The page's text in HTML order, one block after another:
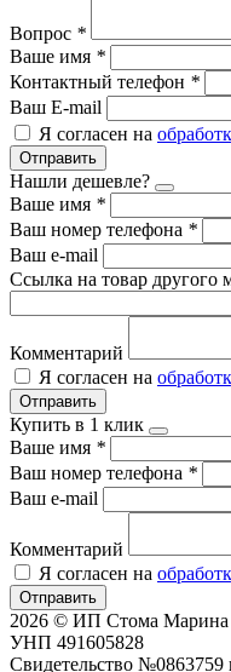
Вопрос *
Ваше имя *
Контактный телефон *
Ваш E-mail
Я согласен на
Отправить
Нашли дешевле?
Ваше имя *
Ваш номер телефона *
Ваш e-mail
Ссылка на товар другого
Комментарий
Я согласен на
Отправить
Купить в 1 клик
Ваше имя *
Ваш номер телефона *
Ваш e-mail
Комментарий
Я согласен на
Отправить
2026 © ИП Стома Марина
УНП 491605828
Свидетельство